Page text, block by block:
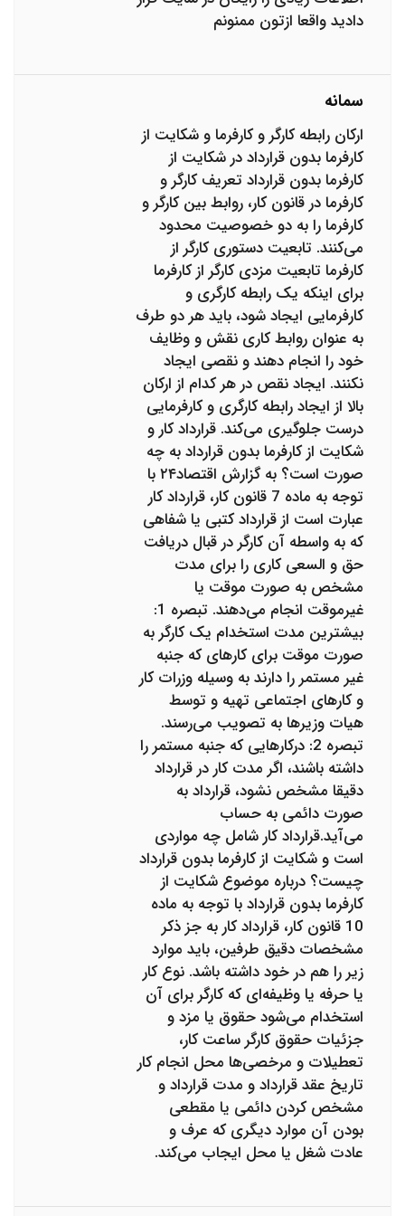
دادید واقعا ازتون ممنونم
سمانه
ارکان رابطه کارگر و کارفرما و شکایت از
کارفرما بدون قرارداد در شکایت از
کارفرما بدون قرارداد تعریف کارگر و
کارفرما در قانون کار، روابط بین کارگر و
کارفرما را به دو خصوصیت محدود
می‌کنند. تابعیت دستوری کارگر از
کارفرما تابعیت مزدی کارگر از کارفرما
برای اینکه یک رابطه کارگری و
کارفرمایی ایجاد شود، باید هر دو طرف
به عنوان روابط کاری نقش و وظایف
خود را انجام دهند و نقصی ایجاد
نکنند. ایجاد نقص در هر کدام از ارکان
بالا از ایجاد رابطه کارگری و کارفرمایی
درست جلوگیری می‌کند. قرارداد کار و
شکایت از کارفرما بدون قرارداد به چه
صورت است؟ به گزارش اقتصاد۲۴ با
توجه به ماده 7 قانون کار، قرارداد کار
عبارت است از قرارداد کتبی یا شفاهی
که به واسطه آن کارگر در قبال دریافت
حق و السعی کاری را برای مدت
مشخص به صورت موقت یا
غیرموقت انجام می‌دهند. تبصره 1:
بیشترین مدت استخدام یک کارگر به
صورت موقت برای کارهای که جنبه
غیر مستمر را دارند به وسیله وزرات کار
و کارهای اجتماعی تهیه و توسط
هیات وزیرها به تصویب می‌رسند.
تبصره 2: درکارهایی که جنبه مستمر را
داشته باشند، اگر مدت کار در قرارداد
دقیقا مشخص نشود، قرارداد به
صورت دائمی به حساب
می‌آید.قرارداد کار شامل چه مواردی
است و شکایت از کارفرما بدون قرارداد
چیست؟ درباره موضوع شکایت از
کارفرما بدون قرارداد با توجه به ماده
10 قانون کار، قرارداد کار به جز ذکر
مشخصات دقیق طرفین، باید موارد
زیر را هم در خود داشته باشد. نوع کار
یا حرفه یا وظیفه‌ای که کارگر برای آن
استخدام می‌شود حقوق یا مزد و
جزئیات حقوق کارگر ساعت کار،
تعطیلات و مرخصی‌ها محل انجام کار
تاریخ عقد قرارداد و مدت قرارداد و
مشخص کردن دائمی یا مقطعی
بودن آن موارد دیگری که عرف و
عادت شغل یا محل ایجاب می‌کند.